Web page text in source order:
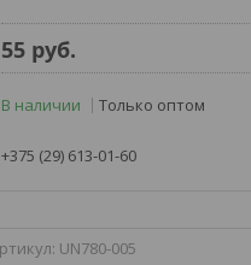
55 руб.
В наличии Только оптом
+375 (29) 613-01-60
UN780-005